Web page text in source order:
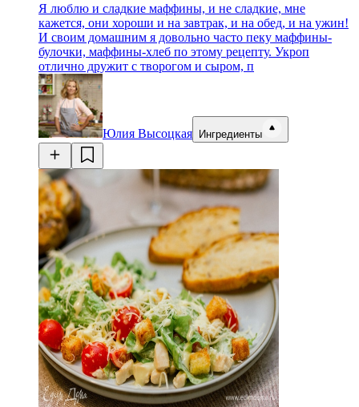
Я люблю и сладкие маффины, и не сладкие, мне
кажется, они хороши и на завтрак, и на обед, и на ужин!
И своим домашним я довольно часто пеку маффины-
булочки, маффины-хлеб по этому рецепту. Укроп
отлично дружит с творогом и сыром, п
Юлия Высоцкая Ингредиенты